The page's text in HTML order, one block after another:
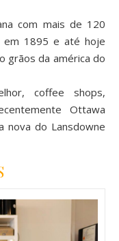
com mais de 120
em 1895 e até hoje
grãos da américa do
coffee shops,
Ottawa
nova do Lansdowne